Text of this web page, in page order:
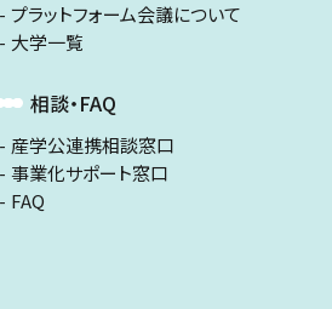
プラットフォーム会議について
大学一覧
相談・FAQ
産学公連携相談窓口
事業化サポート窓口
FAQ